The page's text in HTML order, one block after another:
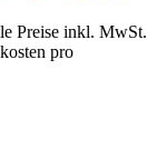
Preise inkl. MwSt.
pro